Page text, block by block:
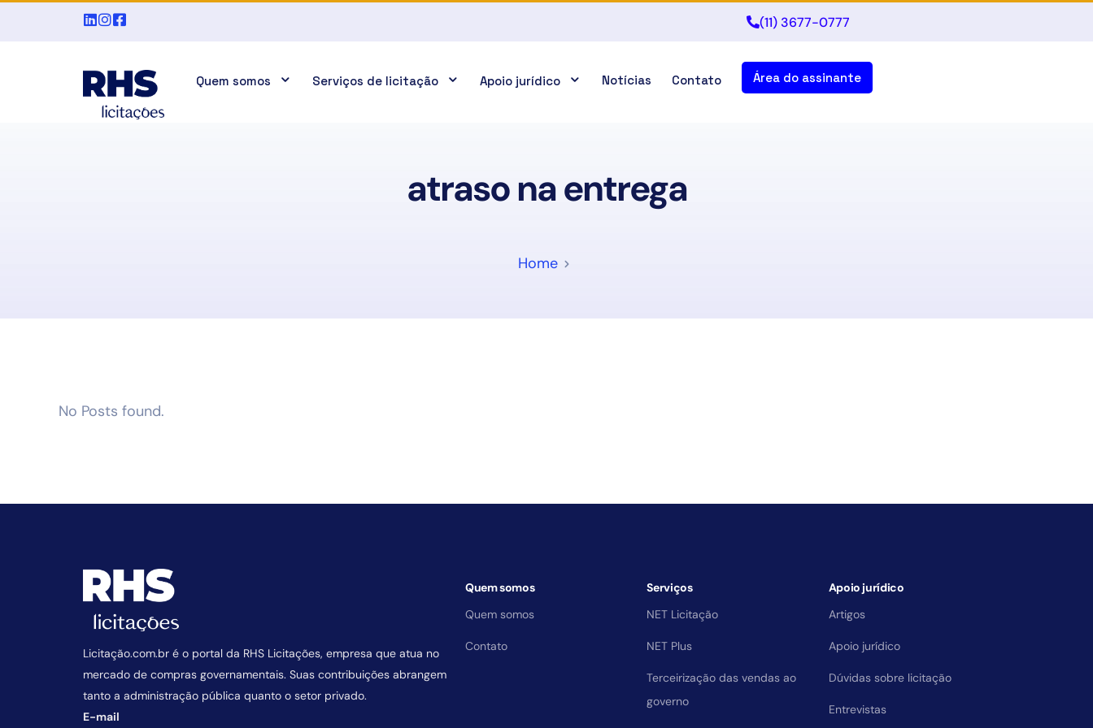
(11) 3677-0777
Quem somos Serviços de licitação Apoio jurídico Notícias Contato Área do assinante
atraso na entrega
Home
No Posts found.
Licitação.com.br é o portal da RHS Licitações, empresa que atua no
mercado de compras governamentais. Suas contribuições abrangem
tanto a administração pública quanto o setor privado.
E-mail
Quem somos
Quem somos
Contato
Serviços
NET Licitação
NET Plus
Terceirização das vendas ao
governo
Apoio jurídico
Artigos
Apoio jurídico
Dúvidas sobre licitação
Entrevistas